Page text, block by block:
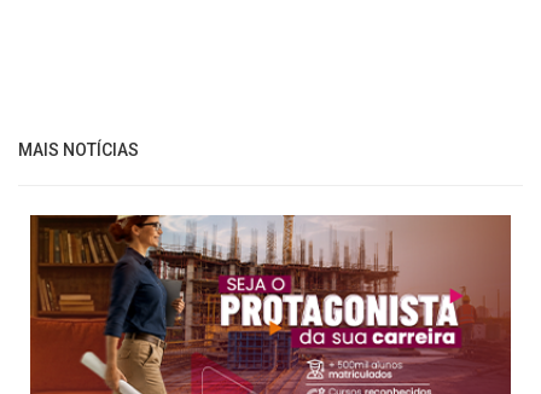
MAIS NOTÍCIAS